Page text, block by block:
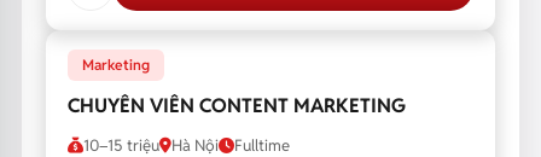
Marketing
CHUYÊN VIÊN CONTENT MARKETING
10–15 triệu Hà Nội Fulltime